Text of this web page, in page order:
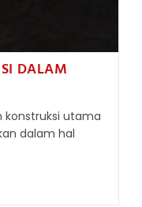
DALAM
konstruksi utama
dalam hal